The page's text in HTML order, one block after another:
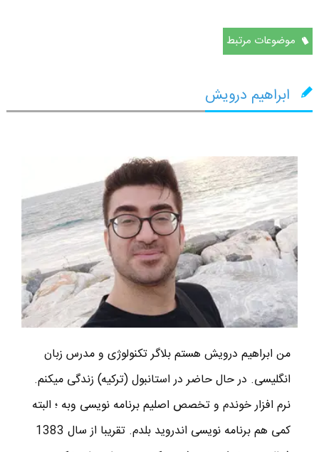
موضوعات مرتبط
ابراهیم درویش
من ابراهیم درویش هستم بلاگر تکنولوژی و مدرس زبان
انگلیسی. در حال حاضر در استانبول (ترکیه) زندگی میکنم.
نرم افزار خوندم و تخصص اصلیم برنامه نویسی وبه ؛ البته
کمی هم برنامه نویسی اندروید بلدم. تقریبا از سال 1383